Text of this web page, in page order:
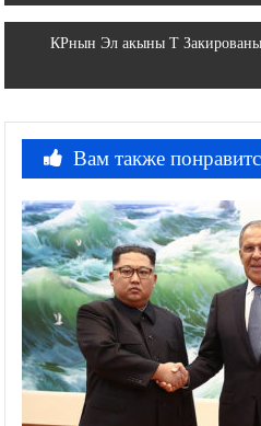
по
записям
КРнын Эл акыны Т
Вам также